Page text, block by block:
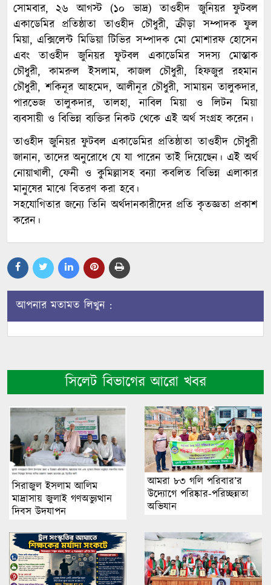
সোমবার, ২৬ আগস্ট (১০ ভাদ্র) তাওহীদ জুনিয়র ফুটবল
একাডেমির প্রতিষ্ঠাতা তাওহীদ চৌধুরী, ক্রীড়া সম্পাদক ফুল
মিয়া, এক্সিলেন্ট মিডিয়া টিভির সম্পাদক মো মোশারফ হোসেন
এবং তাওহীদ জুনিয়র ফুটবল একাডেমির সদস্য মোস্তাক
চৌধুরী, কামরুল ইসলাম, কাজল চৌধুরী, হিফজুর রহমান
চৌধুরী, শকিনূর আহমেদ, আলীনূর চৌধুরী, সামায়ন তালুকদার,
পারভেজ তালুকদার, তালহা, নাবিল মিয়া ও লিটন মিয়া
ব্যবসায়ী ও বিভিন্ন ব্যক্তির নিকট থেকে এই অর্থ সংগ্রহ করেন।
তাওহীদ জুনিয়র ফুটবল একাডেমির প্রতিষ্ঠাতা তাওহীদ চৌধুরী
জানান, তাদের অনুরোধে যে যা পারেন তাই দিয়েছেন। এই অর্থ
নোয়াখালী, ফেনী ও কুমিল্লাসহ বন্যা কবলিত বিভিন্ন এলাকার
মানুষের মাঝে বিতরণ করা হবে।
সহযোগিতার জন্যে তিনি অর্থদানকারীদের প্রতি কৃতজ্ঞতা প্রকাশ
করেন।
আপনার মতামত লিখুন :
সিলেট বিভাগের আরো খবর
সিরাজুল ইসলাম আলিম
মাদ্রাসায় জুলাই গণঅভ্যুত্থান
দিবস উদযাপন
আমরা ৮৩ গলি পরিবার’র
উদ্যোগে পরিষ্কার-পরিচ্ছন্নতা
অভিযান